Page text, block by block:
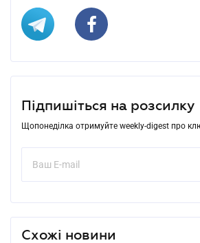
Підпишіться на розсилку
Щопонеділка отримуйте weekly-digest про
Схожі новини